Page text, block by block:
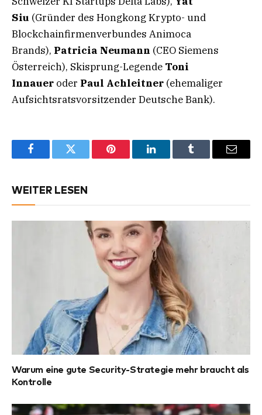
Siu (Gründer des Hongkong Krypto- und
Blockchainfirmenverbundes Animoca
Brands), Patricia Neumann (CEO Siemens
Österreich), Skisprung-Legende Toni
Innauer oder Paul Achleitner (ehemaliger
Aufsichtsratsvorsitzender Deutsche Bank).
FacebookTwitter Pinterest LinkedInTumblr Email
WEITER LESEN
Warum eine gute Security-Strategie mehr braucht als
Kontrolle